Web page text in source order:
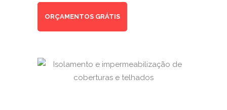
ORÇAMENTOS GRÁTIS